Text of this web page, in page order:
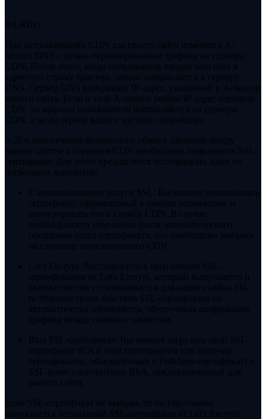
ВАЖНО
При использовании CDN для своего сайта изменятся A-
записи DNS с целью перенаправления трафика на серверы
CDN. После этого, когда пользователь вводит ваш сайт в
адресную строку браузера, запрос направляется к серверу
DNS. Сервер DNS возвращает IP-адрес, указанный в A-записи
вашего сайта. Если в этой A-записи указан IP-адрес серверов
CDN, то запросы пользователя направляются на серверы
CDN, а не на сервер вашего хостинг-провайдера.
5. Для обеспечения безопасного обмена данными между
вашим сайтом и сервером CDN необходимо подключить SSL-
сертификат. Для этого предлагается использовать один из
нескольких вариантов:
С использованием услуги SSL: Вы можете использовать
сертификат, оформленный в панели управления, и
интегрировать его в службу CDN. В случае
необходимости изменения после автоматического
продления этого сертификата, его необходимо выбрать
на странице подключённого CDN.
Let's Encrypt: Воспользуйтесь бесплатным SSL-
сертификатом от Let's Encrypt, который выпускается и
автоматически устанавливается для вашего сайта. По
истечению срока действия SSL-сертификата он
автоматически обновляется, обеспечивая шифрование
трафика между сайтом и клиентом.
Ваш SSL-сертификат: Вы можете загрузить свой SSL-
сертификат (CA и Host сертификаты или цепочку
сертификатов, объединённых в Fullchain-сертификат) и
SSL-ключ с алгоритмом RSA, предназначенный для
вашего сайта.
Если SSL-сертификат не выбран, то по умолчанию
выпускается бесплатный SSL-сертификат от Let's Encrypt.